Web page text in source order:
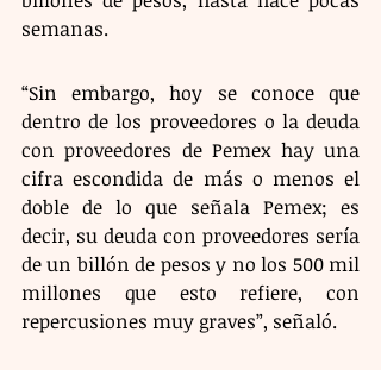
semanas.
“Sin embargo, hoy se conoce que
dentro de los proveedores o la deuda
con proveedores de Pemex hay una
cifra escondida de más o menos el
doble de lo que señala Pemex; es
decir, su deuda con proveedores sería
de un billón de pesos y no los 500 mil
millones que esto refiere, con
repercusiones muy graves”, señaló.